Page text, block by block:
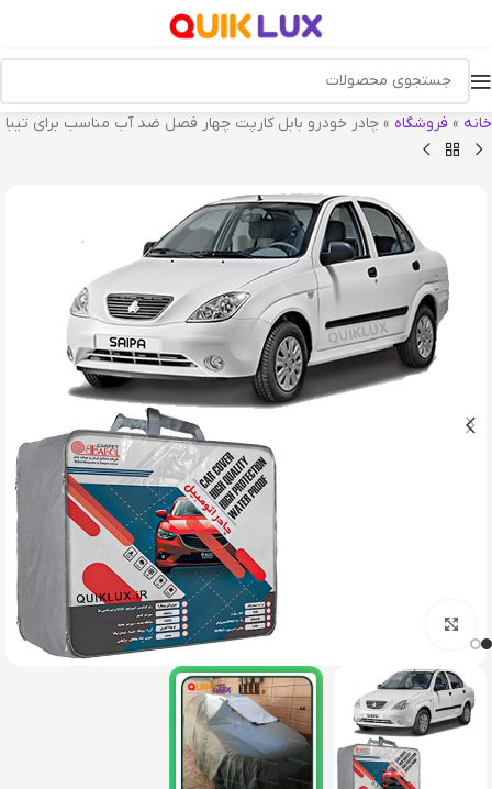
خانه » فروشگاه » چادر خودرو بابل کارپت چهار فصل ضد آب مناسب برای تیبا